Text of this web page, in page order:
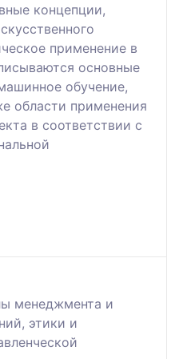
концепции,
применение в
основные
обучение,
области применения
в соответствии с
менеджмента и
этики и